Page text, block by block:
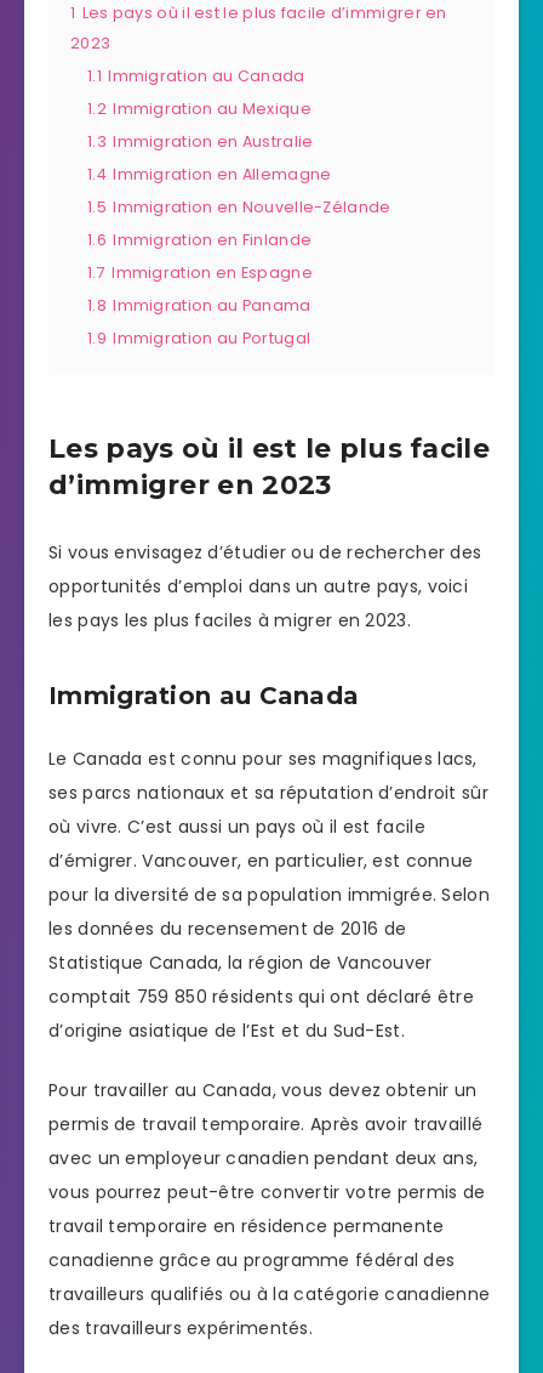
1 Les pays où il est le plus facile d’immigrer en
2023
1.1 Immigration au Canada
1.2 Immigration au Mexique
1.3 Immigration en Australie
1.4 Immigration en Allemagne
1.5 Immigration en Nouvelle-Zélande
1.6 Immigration en Finlande
1.7 Immigration en Espagne
1.8 Immigration au Panama
1.9 Immigration au Portugal
Les pays où il est le plus facile
d’immigrer en 2023
Si vous envisagez d’étudier ou de rechercher des
opportunités d’emploi dans un autre pays, voici
les pays les plus faciles à migrer en 2023.
Immigration au Canada
Le Canada est connu pour ses magnifiques lacs,
ses parcs nationaux et sa réputation d’endroit sûr
où vivre. C’est aussi un pays où il est facile
d’émigrer. Vancouver, en particulier, est connue
pour la diversité de sa population immigrée. Selon
les données du recensement de 2016 de
Statistique Canada, la région de Vancouver
comptait 759 850 résidents qui ont déclaré être
d’origine asiatique de l’Est et du Sud-Est.
Pour travailler au Canada, vous devez obtenir un
permis de travail temporaire. Après avoir travaillé
avec un employeur canadien pendant deux ans,
vous pourrez peut-être convertir votre permis de
travail temporaire en résidence permanente
canadienne grâce au programme fédéral des
travailleurs qualifiés ou à la catégorie canadienne
des travailleurs expérimentés.